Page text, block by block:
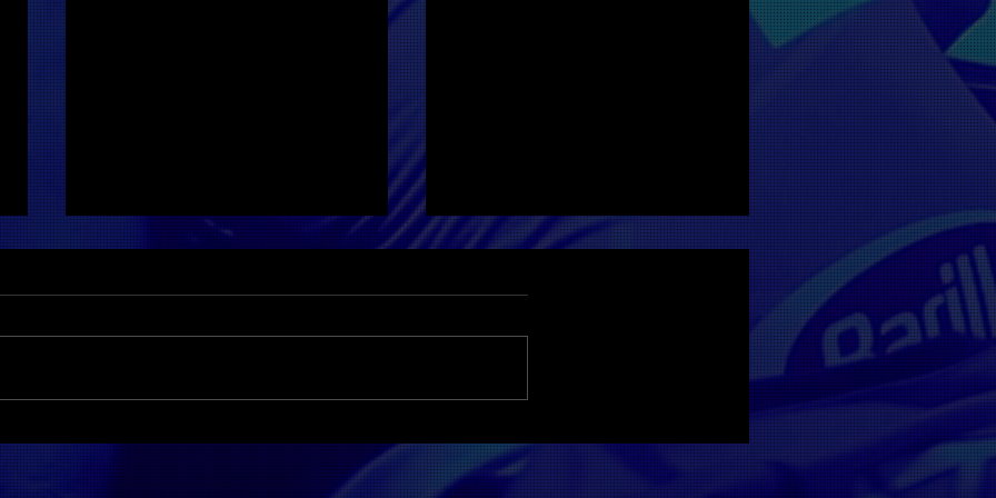
festeggiano 60 anni di
attività con un concerto al
anni con un omaggio a
Venezia di ANSA.it